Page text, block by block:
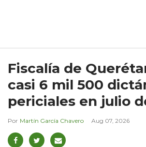
Fiscalía de
casi 6 mil 500
periciales en julio
Martín García Chavero Aug 07, 2026